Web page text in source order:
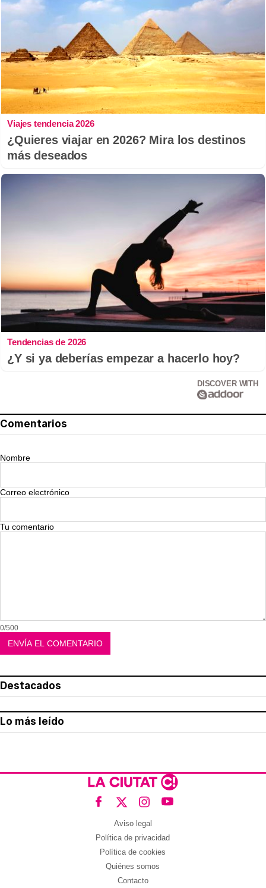
Viajes tendencia 2026
¿Quieres viajar en 2026? Mira los destinos
más deseados
Tendencias de 2026
¿Y si ya deberías empezar a hacerlo hoy?
DISCOVER WITH
Comentarios
Nombre
Correo electrónico
Tu comentario
0/500
Destacados
Lo más leído
Aviso legal
Política de privacidad
Política de cookies
Quiénes somos
Contacto